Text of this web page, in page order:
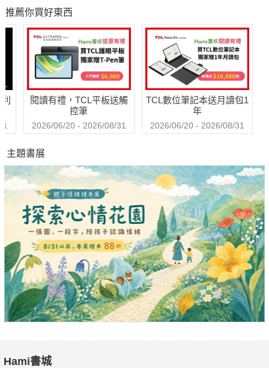
推薦你買好東西
閱讀有禮，TCL平板送觸
控筆
2026/06/20 - 2026/08/31
TCL數位筆記本送月讀包1
年
2026/06/20 - 2026/08/31
主題書展
Hami書城